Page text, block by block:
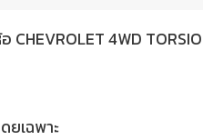
CHEVROLET 4WD
ยเฉพาะ